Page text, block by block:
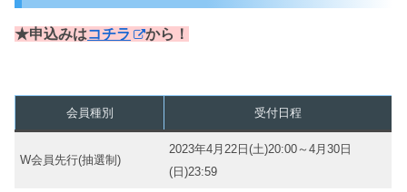
★申込みはコチラ から！
会員種別 受付日程
W会員先行(抽選制)
2023年4月22日(土)20:00～4月30日
(日)23:59